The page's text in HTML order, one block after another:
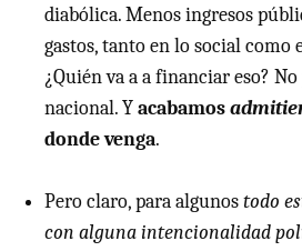
diabólica. Menos ingresos
gastos, tanto en lo social como
¿Quién va a a financiar eso?
nacional. Yacabamos
donde venga.
Pero claro, para algunostodo
con alguna intencionalidad